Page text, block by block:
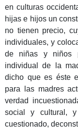
en culturas
hijas e hijos un
no tienen precio,
individuales, y
de niñas y niños
individual de la
dicho que es éste
para las madres
verdad
social y cultural,
cuestionado,